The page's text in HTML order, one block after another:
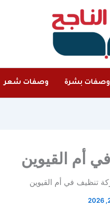
وصفات بشرة وصفات شعر
أم القيوين
تنظيف في أم القيوين